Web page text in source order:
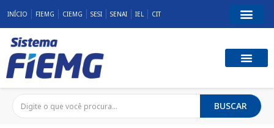
INÍCIO FIEMG CIEMG SESI SENAI IEL CIT
BUSCAR